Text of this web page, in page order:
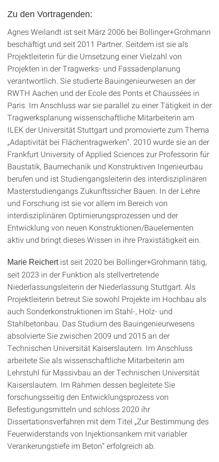
Zu den Vortragenden:
Agnes Weilandt ist seit März 2006 bei Bollinger+Grohmann
beschäftigt und seit 2011 Partner. Seitdem ist sie als
Projektleiterin für die Umsetzung einer Vielzahl von
Projekten in der Tragwerks- und Fassadenplanung
verantwortlich. Sie studierte Bauingenieurwesen an der
RWTH Aachen und der Ecole des Ponts et Chaussées in
Paris. Im Anschluss war sie parallel zu einer Tätigkeit in der
Tragwerksplanung wissenschaftliche Mitarbeiterin am
ILEK der Universität Stuttgart und promovierte zum Thema
„Adaptivität bei Flächentragwerken“. 2010 wurde sie an der
Frankfurt University of Applied Sciences zur Professorin für
Baustatik, Baumechanik und Konstruktiven Ingenieurbau
berufen und ist Studiengangsleiterin des interdisziplinären
Masterstudiengangs Zukunftssicher Bauen. In der Lehre
und Forschung ist sie vor allem im Bereich von
interdisziplinären Optimierungsprozessen und der
Entwicklung von neuen Konstruktionen/Bauelementen
aktiv und bringt dieses Wissen in ihre Praxistätigkeit ein.
Marie Reichertist seit 2020 bei Bollinger+Grohmann tätig,
seit 2023 in der Funktion als stellvertretende
Niederlassungsleiterin der Niederlassung Stuttgart. Als
Projektleiterin betreut Sie sowohl Projekte im Hochbau als
auch Sonderkonstruktionen im Stahl-, Holz- und
Stahlbetonbau. Das Studium des Bauingenieurwesens
absolvierte Sie zwischen 2009 und 2015 an der
Technischen Universität Kaiserslautern. Im Anschluss
arbeitete Sie als wissenschaftliche Mitarbeiterin am
Lehrstuhl für Massivbau an der Technischen Universität
Kaiserslautern. Im Rahmen dessen begleitete Sie
forschungsseitig den Entwicklungsprozess von
Befestigungsmitteln und schloss 2020 ihr
Dissertationsverfahren mit dem Titel „Zur Bestimmung des
Feuerwiderstands von Injektionsankern mit variabler
Verankerungstiefe im Beton“ erfolgreich ab.